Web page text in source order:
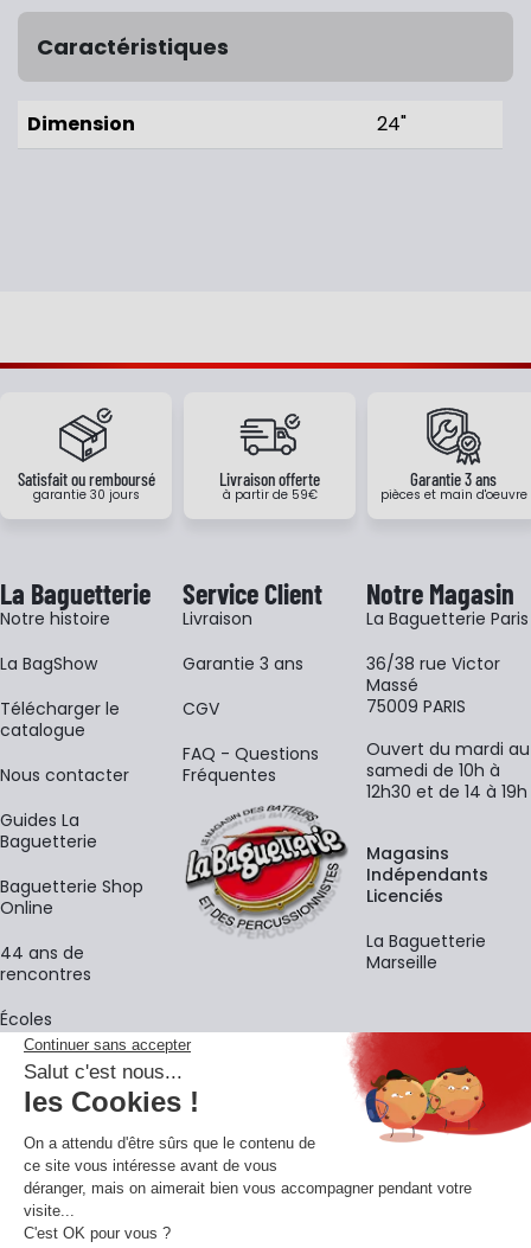
Caractéristiques
Dimension 24"
Satisfait ou remboursé
garantie 30 jours
Livraison offerte
à partir de 59€
Garantie 3 ans
pièces et main d'oeuvre
La Baguetterie
Notre histoire
La BagShow
​Télécharger le
catalogue
Nous contacter
Guides La
Baguetterie
Baguetterie Shop
Online
44 ans de
rencontres
Écoles
Service Client
Livraison
Garantie 3 ans
CGV
FAQ - Questions
Fréquentes
Notre Magasin
La Baguetterie Paris
36/38 rue Victor
Massé
75009 PARIS
Ouvert du mardi au
samedi de 10h à
12h30 et de 14 à 19h
Magasins
Indépendants
Licenciés
La Baguetterie
Marseille
La newsletter
Adresse e-mail
En vous inscrivant à notre newsletter, vous acceptez notre
confidentialité.
Retrouvons-nous sur